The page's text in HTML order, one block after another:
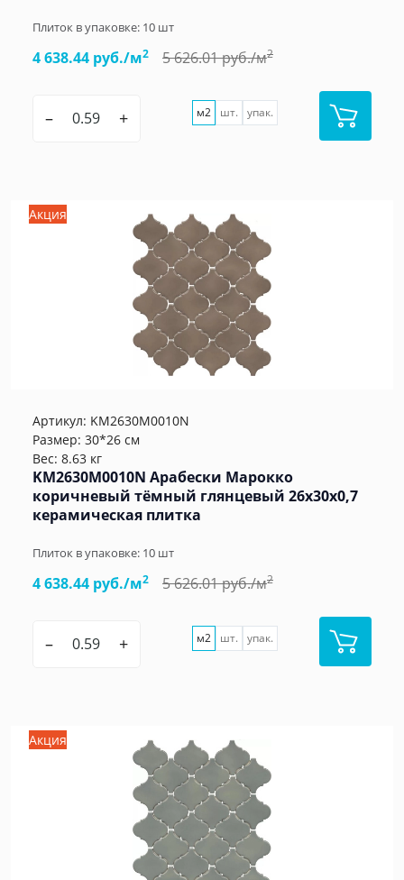
Плиток в упаковке: 10 шт
4 638.44 руб./м2 5 626.01 руб./м2
– + м2 шт. упак.
Акция
Артикул: KM2630M0010N
Размер: 30*26 см
Вес: 8.63 кг
KM2630M0010N Арабески Марокко
коричневый тёмный глянцевый 26x30x0,7
керамическая плитка
Плиток в упаковке: 10 шт
4 638.44 руб./м2 5 626.01 руб./м2
– + м2 шт. упак.
Акция